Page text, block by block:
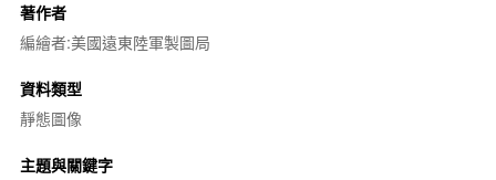
著作者
編繪者:美國遠東陸軍製圖局
資料類型
靜態圖像
主題與關鍵字